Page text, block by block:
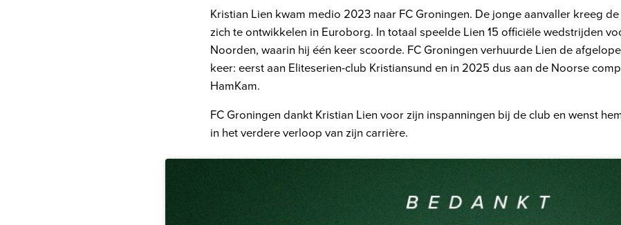
Kristian Lien kwam medio 2023 naar FC Groningen. De jonge aanvaller kreeg
zich te ontwikkelen in Euroborg. In totaal speelde Lien 15 officiële wedstrijden
Noorden, waarin hij één keer scoorde. FC Groningen verhuurde Lien de
keer: eerst aan Eliteserien-club Kristiansund en in 2025 dus aan de Noorse
HamKam.
FC Groningen dankt Kristian Lien voor zijn inspanningen bij de club en wenst
in het verdere verloop van zijn carrière.